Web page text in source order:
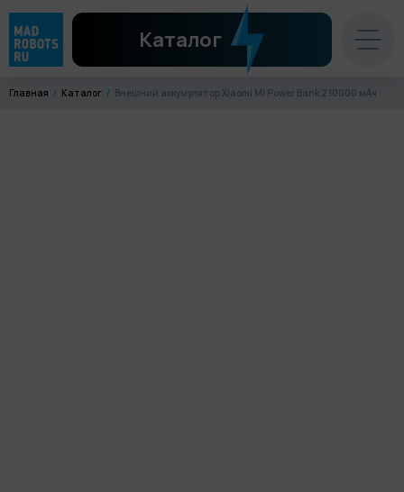
Каталог
Главная Каталог Внешний аккумулятор Xiaomi Mi Power Bank 2 10000 мАч